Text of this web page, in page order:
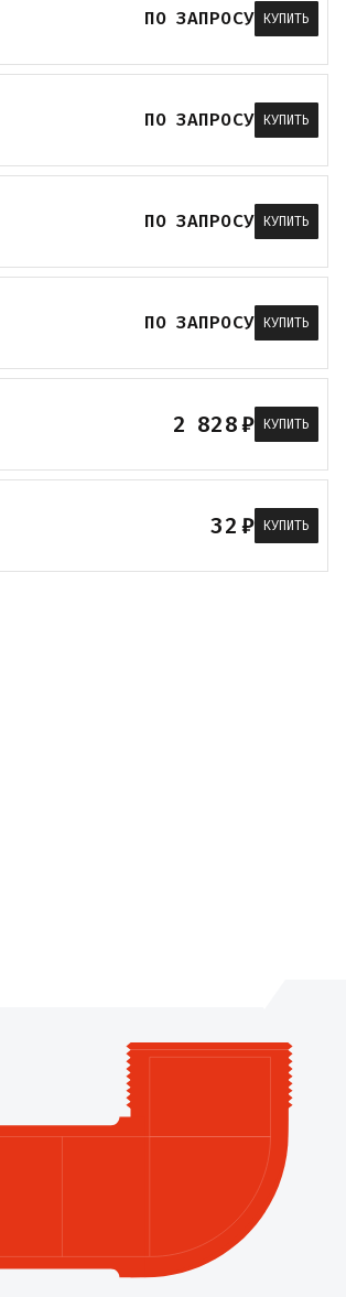
ПО ЗАПРОСУ КУПИТЬ
ПО ЗАПРОСУ КУПИТЬ
ПО ЗАПРОСУ КУПИТЬ
ПО ЗАПРОСУ КУПИТЬ
2 828₽ КУПИТЬ
32₽ КУПИТЬ